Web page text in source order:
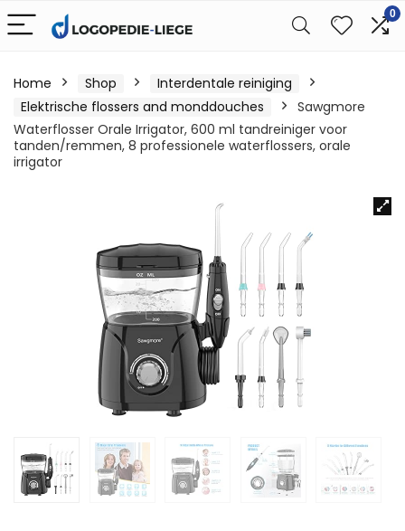
0
Home Shop
Interdentale reiniging
Elektrische flossers and monddouches
Sawgmore
Waterflosser Orale Irrigator, 600 ml tandreiniger voor
tanden/remmen, 8 professionele waterflossers, orale
irrigator